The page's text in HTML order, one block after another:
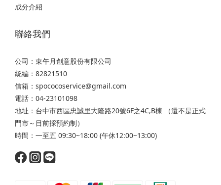
成分介紹
聯絡我們
公司：東午月創意股份有限公司
統編：82821510
信箱：spococoservice@gmail.com
電話：04-23101098
地址：台中市西區忠誠里大隆路20號6F之4C,B棟 （還不是正式
門市～目前採預約制）
時間：一至五 09:30~18:00 (午休12:00~13:00)